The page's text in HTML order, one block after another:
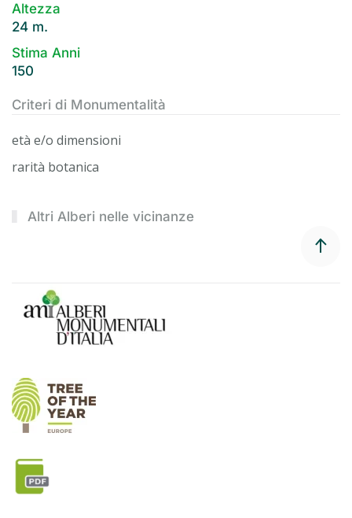
Altezza
24 m.
Stima Anni
150
Criteri di Monumentalità
età e/o dimensioni
rarità botanica
Altri Alberi nelle vicinanze